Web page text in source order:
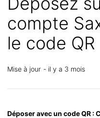
compte
le code QR
Mise à jour il y a 3 mois
Déposer avec un code QR :